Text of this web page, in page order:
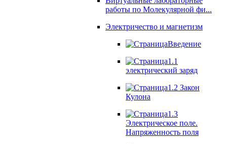
работы по Молекулярной фи...
Электричество и магнетизм
Введение
1.1
электрический заряд
1.2 Закон
Кулона
1.3
Электрическое поле.
Напряженность поля